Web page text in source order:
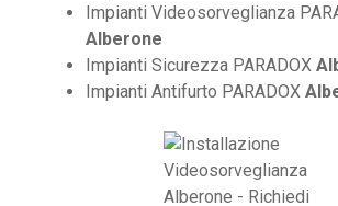
Impianti Videosorveglianza
Alberone
Impianti Sicurezza PARADOX
Impianti Antifurto PARADOX